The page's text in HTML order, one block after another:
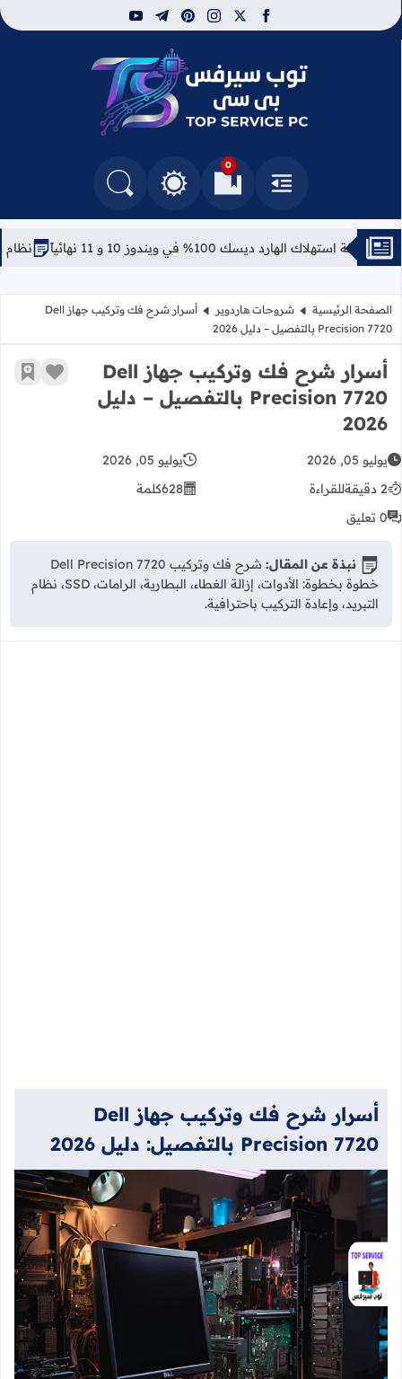
facebook
x
instagram
pinterest
telegram
youtube
توب سيرفس
القائمة
0
العلامات المرجعيةالتغيير بين الوضع النهاري والداكن
البحث في المدونة
ديسك 100% في ويندوز 10 و 11 نهائياً نظام Azure Linux: مايكروسوفت تفاجئ الجميع بتوزيعة لينكس خاصة بها
الصفحة الرئيسية شروحات هاردوير
أسرار شرح فك وتركيب جهاز Dell
Precision 7720 بالتفصيل – دليل 2026
أسرار شرح فك وتركيب جهاز Dell
Precision 7720 بالتفصيل – دليل
2026
زر أضف
يوليو 05, 2026
يوليو 05, 2026
2 دقيقة
للقراءة 628كلمة
0 تعليق
نبذة عن المقال:
شرح فك وتركيب Dell Precision 7720
خطوة بخطوة: الأدوات، إزالة الغطاء، البطارية، الرامات، SSD، نظام
التبريد، وإعادة التركيب باحترافية.
أسرار شرح فك وتركيب جهاز Dell
Precision 7720 بالتفصيل: دليل 2026